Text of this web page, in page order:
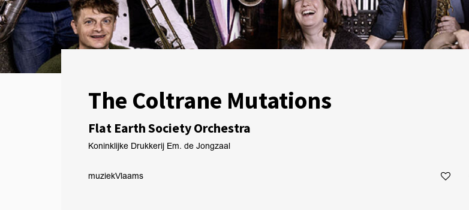
The Coltrane Mutations
Flat Earth Society Orchestra
Koninklijke Drukkerij Em. de Jongzaal
muziekVlaams